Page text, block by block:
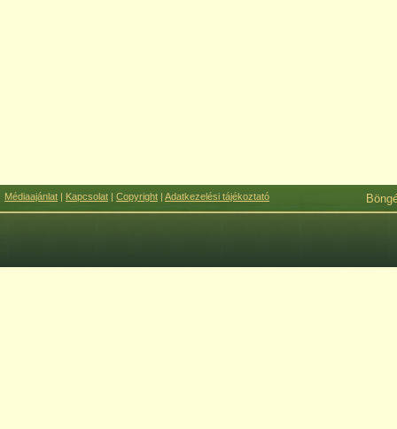
Médiaajánlat | Kapcsolat | Copyright | Adatkezelési tájékoztató